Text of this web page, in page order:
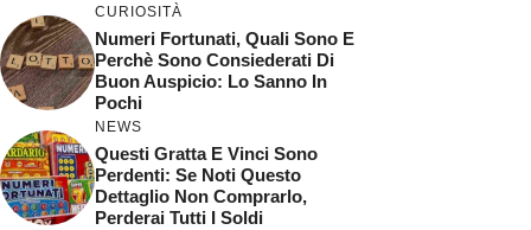
CURIOSITÀ
Numeri Fortunati, Quali Sono E
Perchè Sono Consiederati Di
Buon Auspicio: Lo Sanno In
Pochi
NEWS
Questi Gratta E Vinci Sono
Perdenti: Se Noti Questo
Dettaglio Non Comprarlo,
Perderai Tutti I Soldi